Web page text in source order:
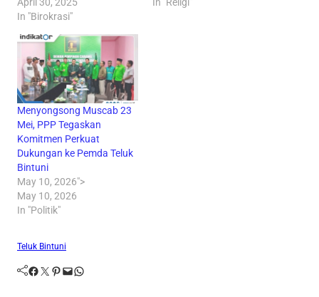
In "Birokrasi"
Menyongsong Muscab 23
Mei, PPP Tegaskan
Komitmen Perkuat
Dukungan ke Pemda Teluk
Bintuni
May 10, 2026">
May 10, 2026
In "Politik"
Teluk Bintuni
Facebook Twitter Pinterest Mail WhatsApp